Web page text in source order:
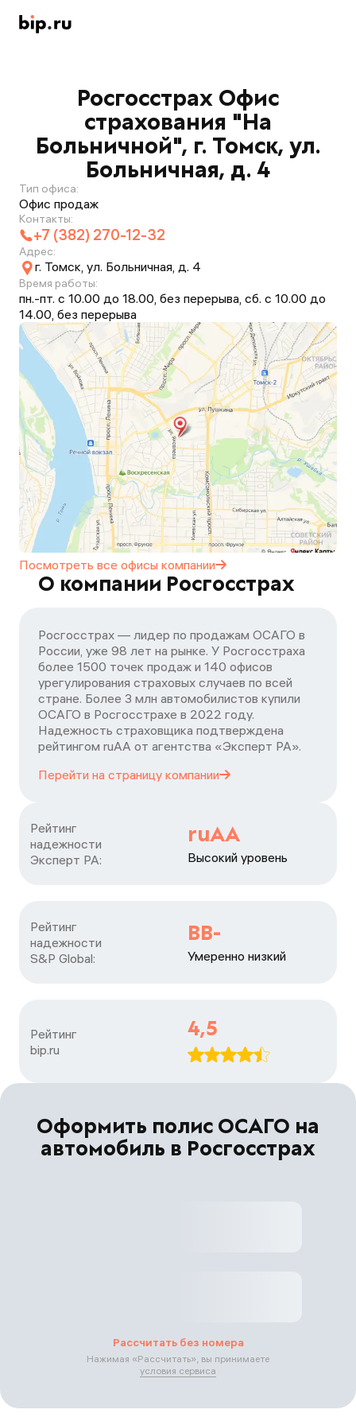
Росгосстрах Офис
страхования "На
Больничной", г. Томск, ул.
Больничная, д. 4
Тип офиса:
Офис продаж
Контакты:
+7 (382) 270-12-32
Адрес:
г. Томск, ул. Больничная, д. 4
Время работы:
пн.-пт. с 10.00 до 18.00, без перерыва, сб. с 10.00 до
14.00, без перерыва
Посмотреть все офисы компании
О компании Росгосстрах
Росгосстрах — лидер по продажам ОСАГО в
России, уже 98 лет на рынке. У Росгосстраха
более 1500 точек продаж и 140 офисов
урегулирования страховых случаев по всей
стране. Более 3 млн автомобилистов купили
ОСАГО в Росгосстрахе в 2022 году.
Надежность страховщика подтверждена
рейтингом ruАА от агентства «Эксперт РА».
Перейти на страницу компании
Рейтинг
надежности
Эксперт РА:
ruAA
Высокий уровень
Рейтинг
надежности
S&P Global:
BB-
Умеренно низкий
Рейтинг
bip.ru
4,5
Оформить полис ОСАГО на
автомобиль в Росгосстрах
Рассчитать без номера
Нажимая «Рассчитать», вы принимаете
условия сервиса